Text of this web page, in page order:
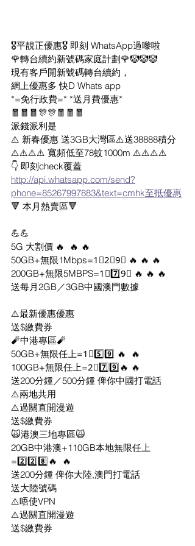
🎖平靚正優惠🎖 即刻 WhatsApp過嚟啦
🌹轉台續約新號碼家庭計劃🌹🤡🤡🤡
現有客戶開新號碼轉台續約，
網上優惠多 快D Whats app
*=免行政費=* *送月費優惠*
🧧🧧🧧🎊🎊🧧🧧🧧
派錢派利是
⚠️ 新春優惠 送3GB大灣區⚠️送38888積分
⚠️⚠️⚠️⚠️ 寬頻低至78蚊1000m ⚠️⚠️⚠️⚠️
👇 即刻check覆蓋
http://api.whatsapp.com/send?
phone=85267997883&text=cmhk至抵優惠
🔻 本月熱賣區🔻
💪💪
5G 大割價 🔥  🔥 🔥
50GB+無限1Mbps=1⃣2⃣9⃣ 🔥 🔥 🔥
200GB+無限5MBPS=1⃣7️⃣9⃣ 🔥 🔥 🔥
送每月2GB／3GB中國澳門數據
⚠️最新優惠優惠
送$繳費券
🧨中港專區🧨
50GB+無限任上=1⃣5️⃣9️⃣ 🔥  🔥
100GB+無限任上=2⃣7️⃣9️⃣🔥 🔥
送200分鍾／500分鍾 俾你中國打電話
⚠️兩地共用
⚠️過關直開漫遊
送$繳費券
🙀港澳三地專區🙀
20GB中港澳+110GB本地無限任上
=2️⃣2️⃣8️⃣🔥  🔥
送200分鍾 俾你大陸,澳門打電話
送大陸號碼
⚠️唔使VPN
⚠️過關直開漫遊
送$繳費券